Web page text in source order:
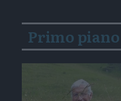
Primo piano